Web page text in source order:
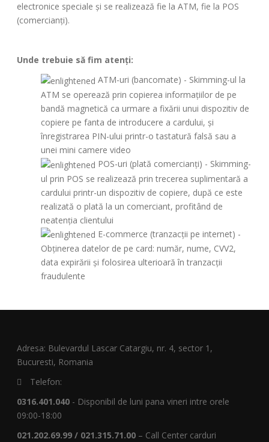
electronice speciale și se realizează fie la ATM, fie la POS
(comercianți).
Unde trebuie să fim atenți:
ATM-uri (bancomate) - Skimming-ul la
ATM se operează prin copierea informațiilor de pe
bandă magnetică ca urmare a fixării unui dispozitiv de
copiere pe fanta de introducere a cardului, și
înregistrarea PIN-ului printr-o tastatură falsă sau a
unei mini camere video
POS-uri (plată comercianți) - Skimming-
ul prin POS se realizează prin trecerea suplimentară a
cardului printr-un dispozitiv de copiere, după ce este
realizată o plată la un comerciant, profitând de
neatenția clientului
E-commerce (tranzacții pe internet) -
Obținerea datelor de pe card: număr, nume, CVV2,
data expirării și folosirea ulterioară în tranzacții
fraudulente
Adresa: Bulevardul Lascar Catargiu, nr. 4, sector 1,
Bucuresti, Romania
Telefon:
0316.401.040 - Disponibil de luni pana vineri intre orele
09:00-18:00
021.202.69.99 / 021.315.71.00 – Call Center carduri